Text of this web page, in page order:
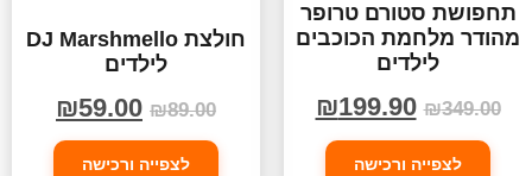
תחפושת סטורם טרופר
מהודר מלחמת הכוכבים
לילדים
₪349.00
₪199.90
לצפייה ורכישה
חולצת DJ Marshmello
לילדים
₪89.00
₪59.00
לצפייה ורכישה